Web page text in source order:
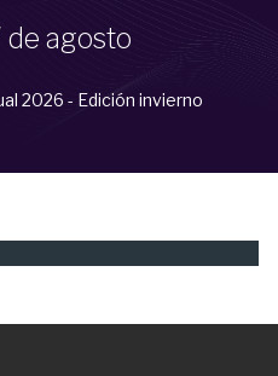
de agosto
2026 - Edición invierno